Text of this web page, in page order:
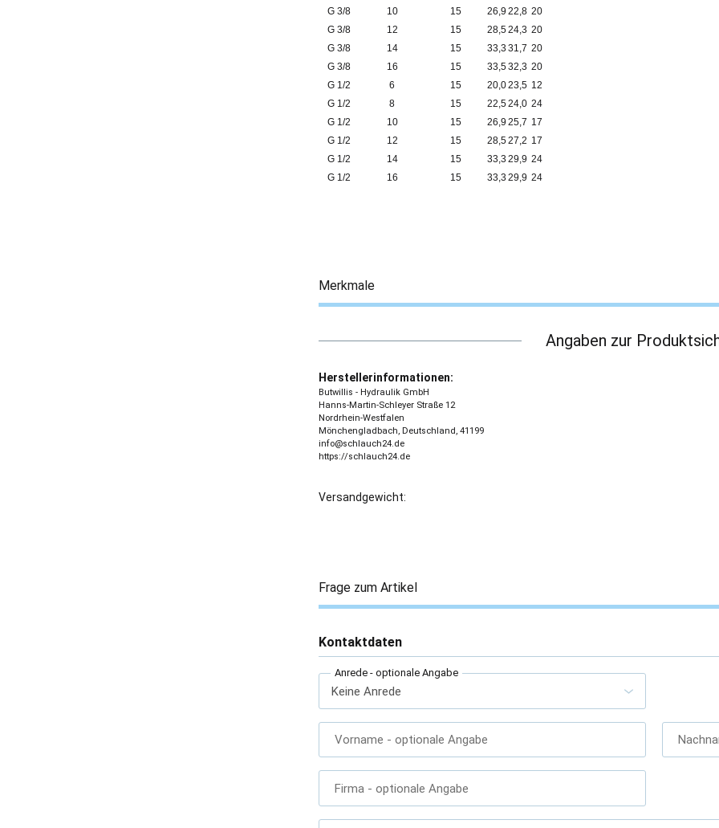
G 3/8
10 15 26,9 22,8 20
G 3/8
12 15 28,524,3 20
G 3/8
14 15 33,3 31,7 20
G 3/8
16 15 33,532,3 20
G 1/2
6 15 20,023,5 12
G 1/2
8 15 22,524,0 24
G 1/2
10 15 26,9 25,7 17
G 1/2
12 15 28,527,2 17
G 1/2
14 15 33,3 29,9 24
G 1/2
16 15 33,3 29,9 24
Merkmale
Angaben zur
Herstellerinformationen:
Butwillis - Hydraulik GmbH
Hanns-Martin-Schleyer Straße 12
Nordrhein-Westfalen
Mönchengladbach, Deutschland, 41199
info@schlauch24.de
https://schlauch24.de
Versandgewicht:
Frage zum Artikel
Kontaktdaten
Anrede - optionale Angabe
Vorname - optionale Angabe
Firma - optionale Angabe